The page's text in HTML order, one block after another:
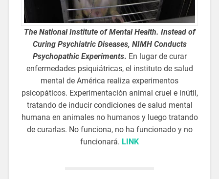
The National Institute of Mental Health. Instead of
Curing Psychiatric Diseases, NIMH Conducts
Psychopathic Experiments. En lugar de curar
enfermedades psiquiátricas, el instituto de salud
mental de América realiza experimentos
psicopáticos. Experimentación animal cruel e inútil,
tratando de inducir condiciones de salud mental
humana en animales no humanos y luego tratando
de curarlas. No funciona, no ha funcionado y no
funcionará. LINK